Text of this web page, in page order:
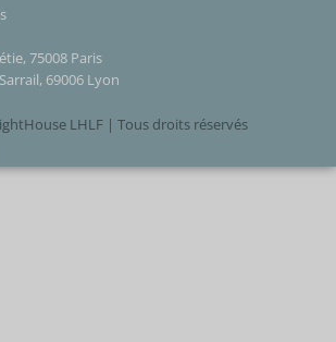
75008 Paris
69006 Lyon
LHLF | Tous droits réservés